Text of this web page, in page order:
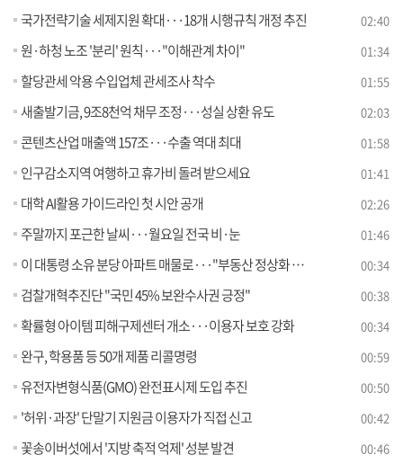
국가전략기술 세제지원 확대···18개 시행규칙 개정 추진 02:40
원·하청 노조 '분리' 원칙···"이해관계 차이" 01:34
할당관세 악용 수입업체 관세조사 착수 01:55
새출발기금, 9조8천억 채무 조정···성실 상환 유도 02:03
콘텐츠산업 매출액 157조···수출 역대 최대 01:58
인구감소지역 여행하고 휴가비 돌려 받으세요 01:41
대학 AI활용 가이드라인 첫 시안 공개 02:26
주말까지 포근한 날씨···월요일 전국 비·눈 01:46
이 대통령 소유 분당 아파트 매물로···"부동산 정상화 의지" 00:34
검찰개혁추진단 "국민 45% 보완수사권 긍정" 00:38
확률형 아이템 피해구제센터 개소···이용자 보호 강화 00:34
완구, 학용품 등 50개 제품 리콜명령 00:59
유전자변형식품(GMO) 완전표시제 도입 추진 00:50
'허위·과장' 단말기 지원금 이용자가 직접 신고 00:42
꽃송이버섯에서 '지방 축적 억제' 성분 발견 00:46